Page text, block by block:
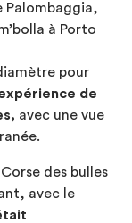
Palombaggia,
à Porto
pour
de
avec une vue
des bulles
avec le